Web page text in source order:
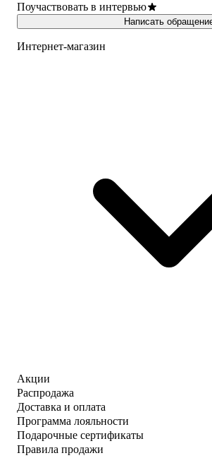
Поучаствовать в интервью
Написать
Интернет-магазин
Акции
Распродажа
Доставка и оплата
Программа лояльности
Подарочные сертификаты
Правила продажи